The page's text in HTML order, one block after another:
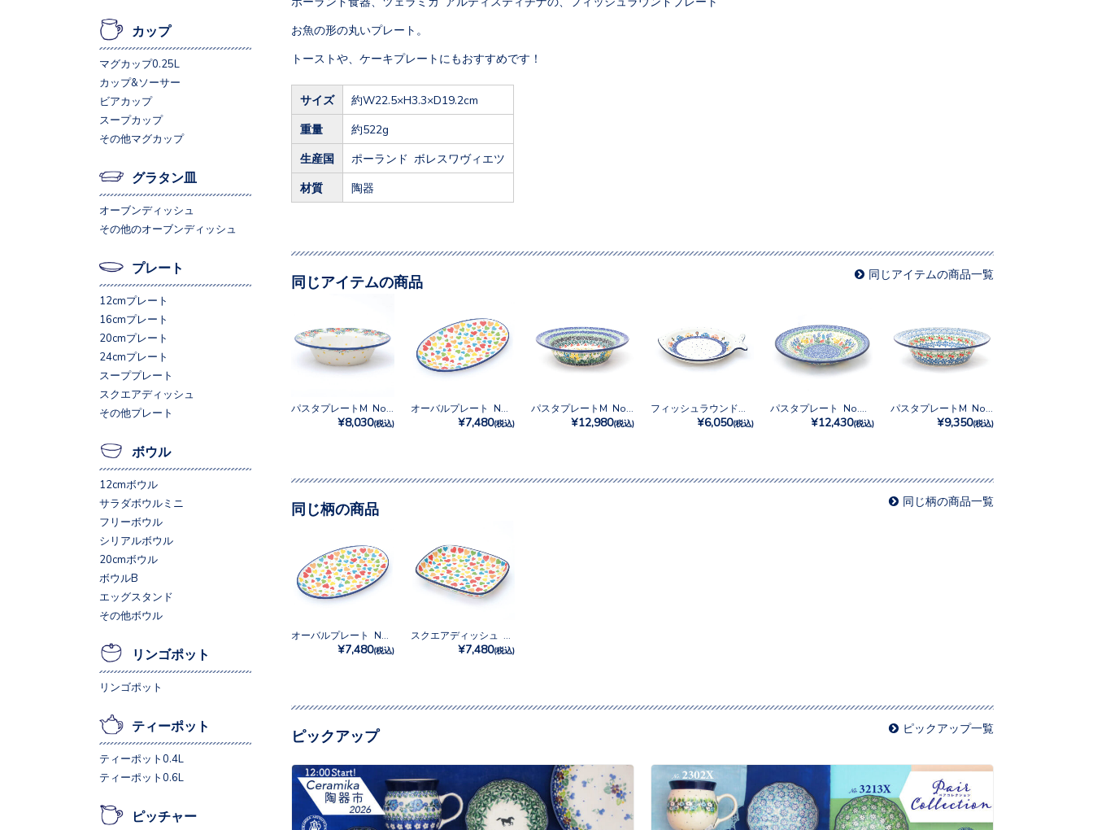
お魚の形の丸いプレート。
トーストや、ケーキプレートにもおすすめです！
サイズ 約W22.5×H3.3×D19.2cm
重量 約522g
生産国 ポーランド ボレスワヴィエツ
材質 陶器
同じアイテムの商品 同じアイテムの商品一覧
¥8,030(税込) ¥7,480(税込) ¥12,980(税込) ¥6,050(税込) ¥12,430(税込) ¥9,350(税込)
同じ柄の商品 同じ柄の商品一覧
¥7,480(税込) ¥7,480(税込)
ピックアップ ピックアップ一覧
カップ
マグカップ0.25L
カップ&ソーサー
ビアカップ
スープカップ
その他マグカップ
グラタン皿
オーブンディッシュ
その他のオーブンディッシュ
プレート
12cmプレート
16cmプレート
20cmプレート
24cmプレート
スーププレート
スクエアディッシュ
その他プレート
ボウル
12cmボウル
サラダボウルミニ
フリーボウル
シリアルボウル
20cmボウル
ボウルB
エッグスタンド
その他ボウル
リンゴポット
リンゴポット
ティーポット
ティーポット0.4L
ティーポット0.6L
ピッチャー